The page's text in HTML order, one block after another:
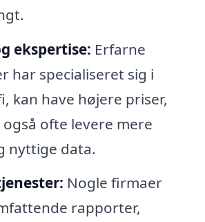
ekspertise: Erfarne
har specialiseret sig i
kan have højere priser,
også ofte levere mere
nyttige data.
Nogle firmaer
rapporter,